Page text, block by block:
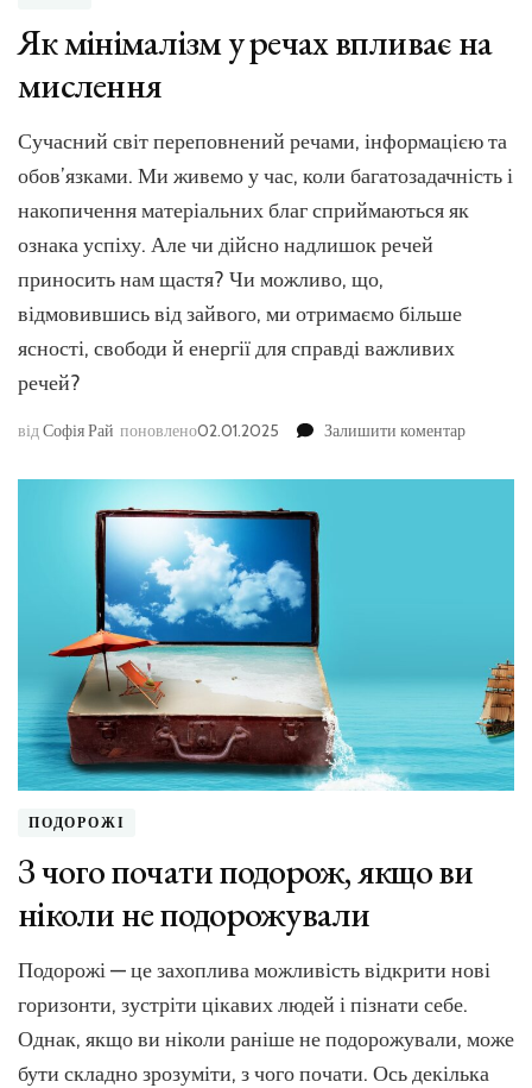
Як мінімалізм у речах впливає на
мислення
Сучасний світ переповнений речами, інформацією та
обов’язками. Ми живемо у час, коли багатозадачність і
накопичення матеріальних благ сприймаються як
ознака успіху. Але чи дійсно надлишок речей
приносить нам щастя? Чи можливо, що,
відмовившись від зайвого, ми отримаємо більше
ясності, свободи й енергії для справді важливих
речей?
відСофія Рай поновлено02.01.2025 Залишити коментардо
ПОДОРОЖІ
З чого почати подорож, якщо ви
ніколи не подорожували
Подорожі — це захоплива можливість відкрити нові
горизонти, зустріти цікавих людей і пізнати себе.
Однак, якщо ви ніколи раніше не подорожували, може
бути складно зрозуміти, з чого почати. Ось декілька